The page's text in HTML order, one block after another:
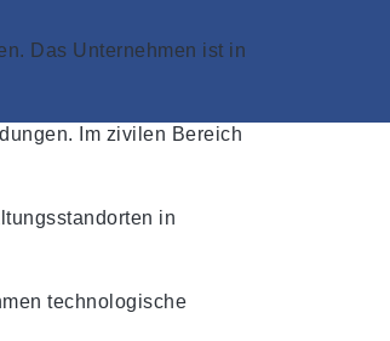
Das Unternehmen ist in
Im zivilen Bereich
in
technologische